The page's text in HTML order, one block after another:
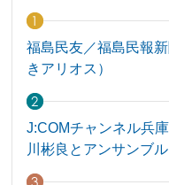
福島民友／福島民報
きアリオス）
J:COMチャンネル兵
川彬良とアンサンブル